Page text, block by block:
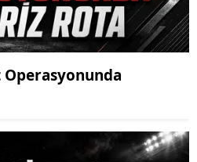
Operasyonunda